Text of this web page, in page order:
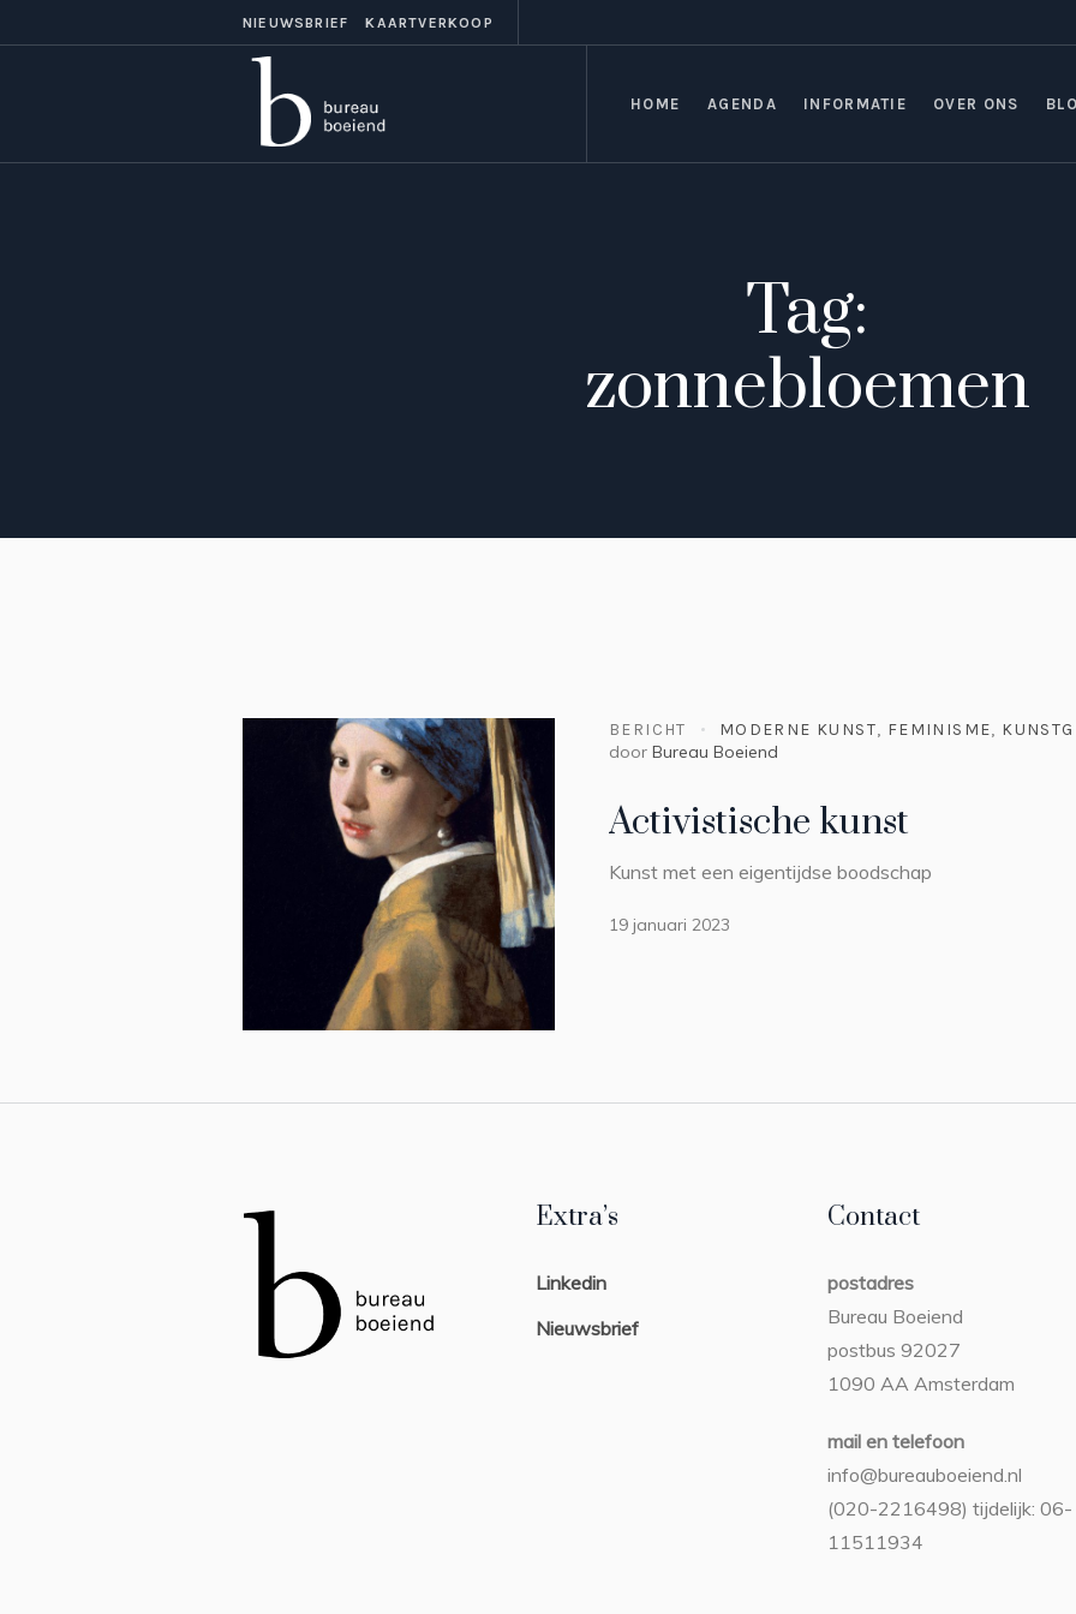
NIEUWSBRIEF KAARTVERKOOP
HOME AGENDA INFORMATIE OVER ONS
Tag:
zonnebloemen
BERICHT MODERNE KUNST, FEMINISME,
door Bureau Boeiend
Activistische kunst
Kunst met een eigentijdse boodschap
19 januari 2023
Extra’s
Linkedin
Nieuwsbrief
Contact
postadres
Bureau Boeiend
postbus 92027
1090 AA Amsterdam
mail en telefoon
info@bureauboeiend.nl
(020-2216498) tijdelijk: 06-
11511934